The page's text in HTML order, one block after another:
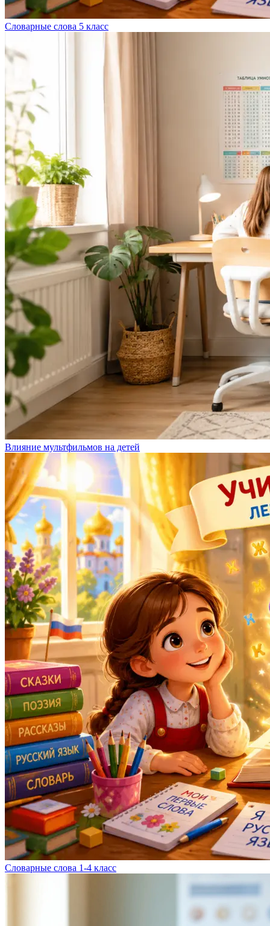
Словарные слова 5 класс
Влияние мультфильмов на детей
Словарные слова 1-4 класс